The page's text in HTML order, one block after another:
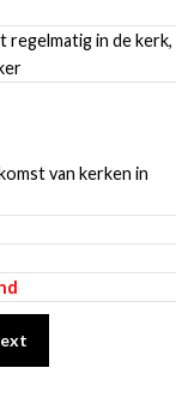
regelmatig in de kerk,
van kerken in